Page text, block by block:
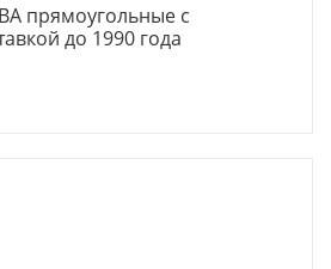
прямоугольные с
до 1990 года